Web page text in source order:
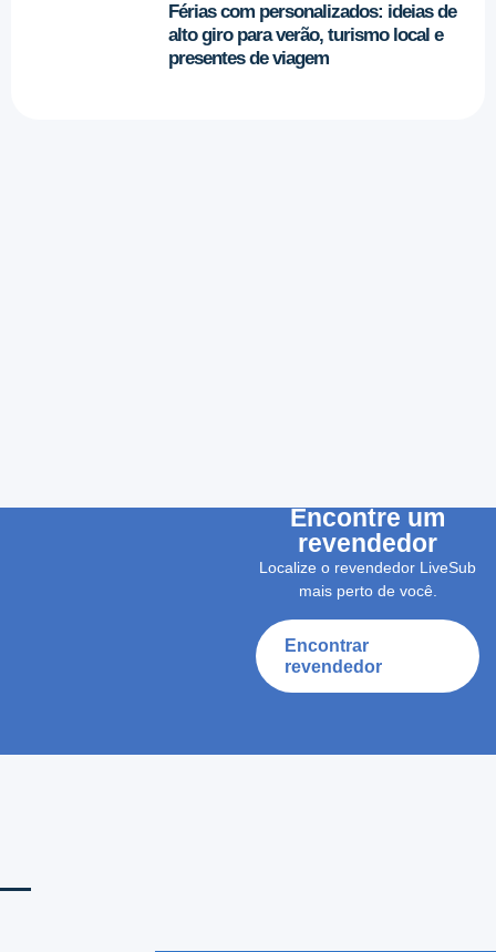
Férias com personalizados: ideias de
alto giro para verão, turismo local e
presentes de viagem
Encontre um
revendedor
Localize o revendedor LiveSub
mais perto de você.
Encontrar
revendedor